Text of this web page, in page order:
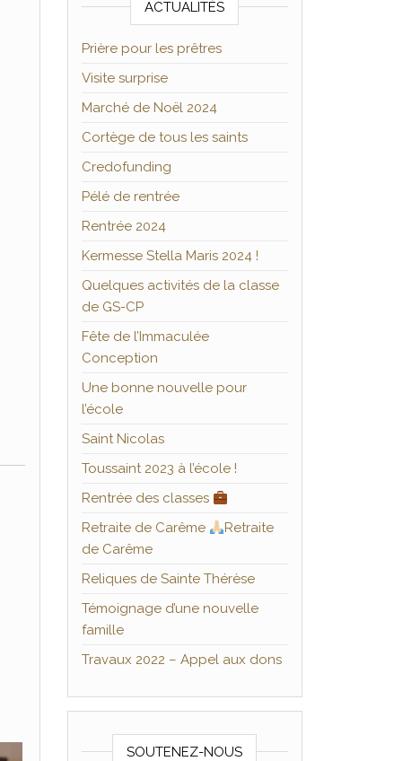
ACTUALITÉS
Prière pour les prêtres
Visite surprise
Marché de Noël 2024
Cortège de tous les saints
Credofunding
Pélé de rentrée
Rentrée 2024
Kermesse Stella Maris 2024 !
Quelques activités de la classe
de GS-CP
Fête de l’Immaculée
Conception
Une bonne nouvelle pour
l’école
Saint Nicolas
Toussaint 2023 à l’école !
Rentrée des classes
Retraite de Carême
Retraite
de Carême
Reliques de Sainte Thérèse
Témoignage d’une nouvelle
famille
Travaux 2022 – Appel aux dons
SOUTENEZ-NOUS